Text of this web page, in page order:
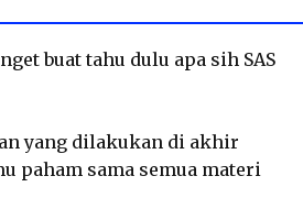
buat tahu dulu apa sih SAS
yang dilakukan di akhir
paham sama semua materi